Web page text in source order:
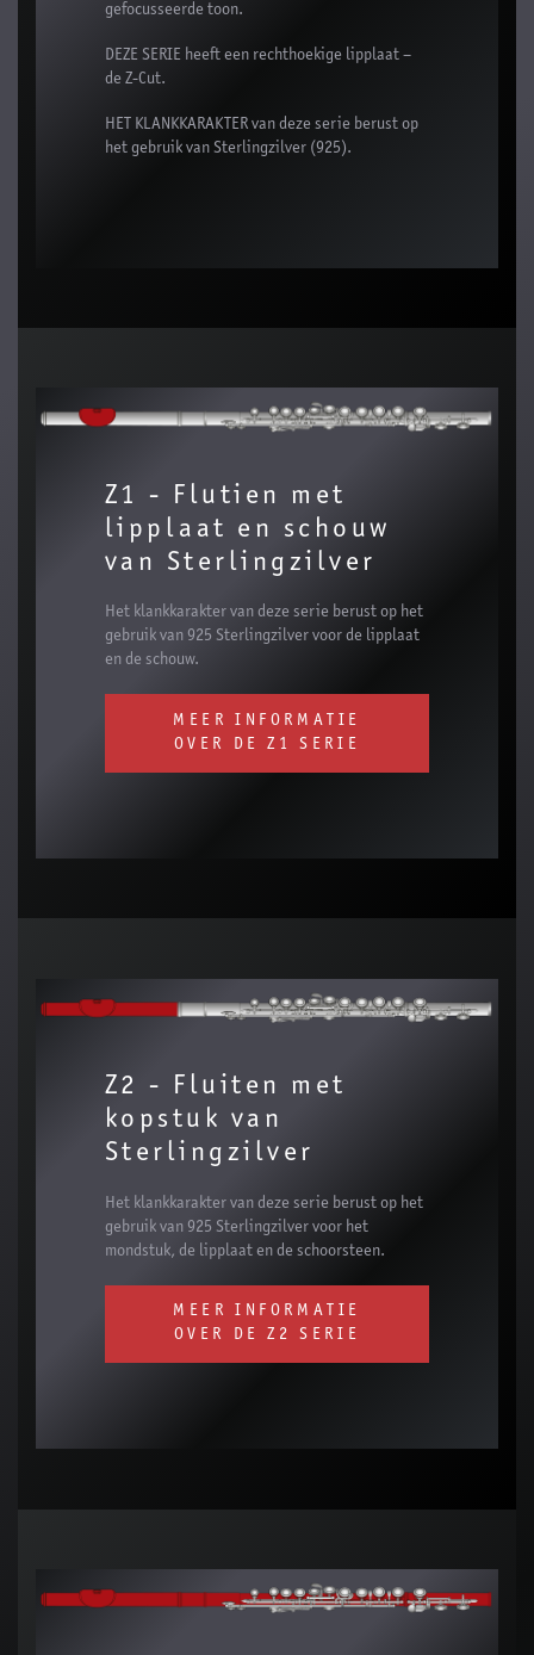
gefocusseerde toon.
DEZE SERIE heeft een rechthoekige lipplaat –
de Z-Cut.
HET KLANKKARAKTER van deze serie berust op
het gebruik van Sterlingzilver (925).
Z1 - Flutien met
lipplaat en schouw
van Sterlingzilver
Het klankkarakter van deze serie berust op het
gebruik van 925 Sterlingzilver voor de lipplaat
en de schouw.
MEER INFORMATIE
OVER DE Z1 SERIE
Z2 - Fluiten met
kopstuk van
Sterlingzilver
Het klankkarakter van deze serie berust op het
gebruik van 925 Sterlingzilver voor het
mondstuk, de lipplaat en de schoorsteen.
MEER INFORMATIE
OVER DE Z2 SERIE